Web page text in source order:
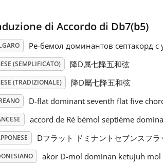
di Accordo di Db7(b5)
Ре-бемол доминантов септакорд с
(SEMPLIFICATO) 降D属七降五和弦
(TRADIZIONALE) 降D屬七降五和弦
D-flat dominant seventh flat five
accord de Ré bémol septième
Dフラット ドミナントセブンスフ
akor D-mol dominan ketujuh mol